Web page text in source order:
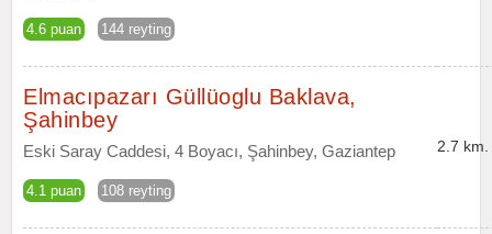
4.6 puan 144 reyting
Elmacıpazarı Güllüoglu Baklava,
Şahinbey
Eski Saray Caddesi, 4 Boyacı, Şahinbey, Gaziantep
4.1 puan 108 reyting
2.7 km.